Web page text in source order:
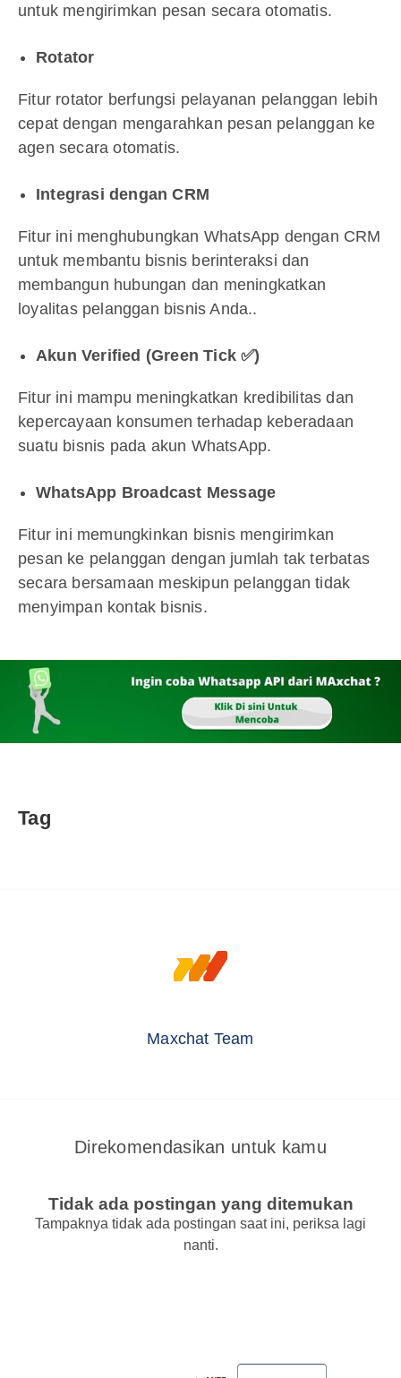
untuk mengirimkan pesan secara otomatis.
Rotator
Fitur rotator berfungsi pelayanan pelanggan lebih
cepat dengan mengarahkan pesan pelanggan ke
agen secara otomatis.
Integrasi dengan CRM
Fitur ini menghubungkan WhatsApp dengan CRM
untuk membantu bisnis berinteraksi dan
membangun hubungan dan meningkatkan
loyalitas pelanggan bisnis Anda..
Akun Verified (Green Tick ✅)
Fitur ini mampu meningkatkan kredibilitas dan
kepercayaan konsumen terhadap keberadaan
suatu bisnis pada akun WhatsApp.
WhatsApp Broadcast Message
Fitur ini memungkinkan bisnis mengirimkan
pesan ke pelanggan dengan jumlah tak terbatas
secara bersamaan meskipun pelanggan tidak
menyimpan kontak bisnis.
Tag
Maxchat Team
Direkomendasikan untuk kamu
Tidak ada postingan yang ditemukan
Tampaknya tidak ada postingan saat ini, periksa lagi
nanti.